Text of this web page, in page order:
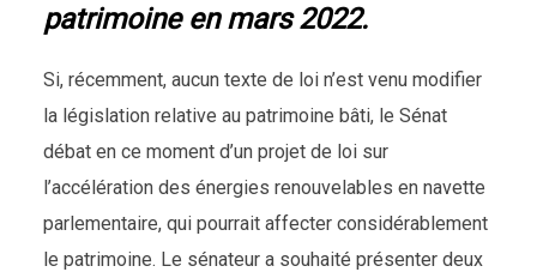
patrimoine en mars 2022.
Si, récemment, aucun texte de loi n’est venu modifier
la législation relative au patrimoine bâti, le Sénat
débat en ce moment d’un projet de loi sur
l’accélération des énergies renouvelables en navette
parlementaire, qui pourrait affecter considérablement
le patrimoine. Le sénateur a souhaité présenter deux